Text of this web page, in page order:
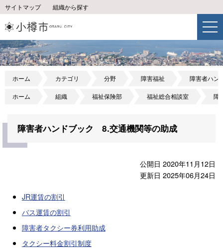
サイトマップ 組織から探す
ホーム カテゴリ 分野 障害福祉 障害者ハン
ホーム 組織 福祉保険部 福祉総合相談室 障
障害者ハンドブック 8.交通機関等の助成
公開日 2020年11月12日
更新日 2025年06月24日
JR運賃の割引
バス運賃の割引
障害者タクシー券利用助成
タクシー料金割引制度